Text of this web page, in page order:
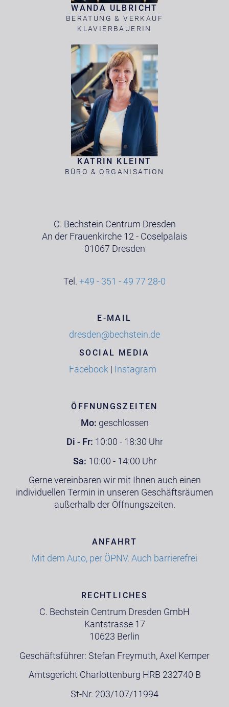
WANDA ULBRICHT
BERATUNG & VERKAUF
KLAVIERBAUERIN
KATRIN KLEINT
BÜRO & ORGANISATION
C. Bechstein Centrum Dresden
An der Frauenkirche 12 - Coselpalais
01067 Dresden
Tel. +49 - 351 - 49 77 28-0
E-MAIL
dresden@bechstein.de
SOCIAL MEDIA
Facebook | Instagram
ÖFFNUNGSZEITEN
Mo: geschlossen
Di - Fr: 10:00 - 18:30 Uhr
Sa: 10:00 - 14:00 Uhr
Gerne vereinbaren wir mit Ihnen auch einen
individuellen Termin in unseren Geschäftsräumen
außerhalb der Öffnungszeiten.
ANFAHRT
Mit dem Auto, per ÖPNV. Auch barrierefrei
RECHTLICHES
C. Bechstein Centrum Dresden GmbH
Kantstrasse 17
10623 Berlin
Geschäftsführer: Stefan Freymuth, Axel Kemper
Amtsgericht Charlottenburg HRB 232740 B
St-Nr. 203/107/11994